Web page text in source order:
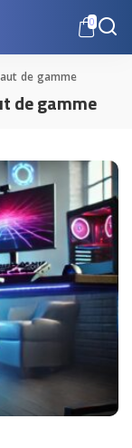
0
de gamme
de gamme